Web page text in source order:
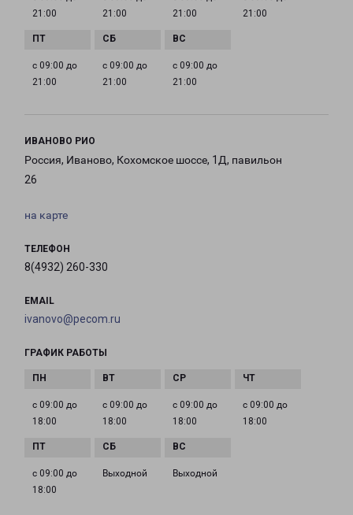
21:00
21:00
21:00
21:00
с 09:00 до
21:00
с 09:00 до
21:00
с 09:00 до
21:00
ИВАНОВО РИО
Россия, Иваново, Кохомское шоссе, 1Д, павильон
26
на карте
ТЕЛЕФОН
8(4932) 260-330
EMAIL
ivanovo@pecom.ru
ГРАФИК РАБОТЫ
с 09:00 до
18:00
с 09:00 до
18:00
с 09:00 до
18:00
с 09:00 до
18:00
с 09:00 до
18:00
Выходной Выходной